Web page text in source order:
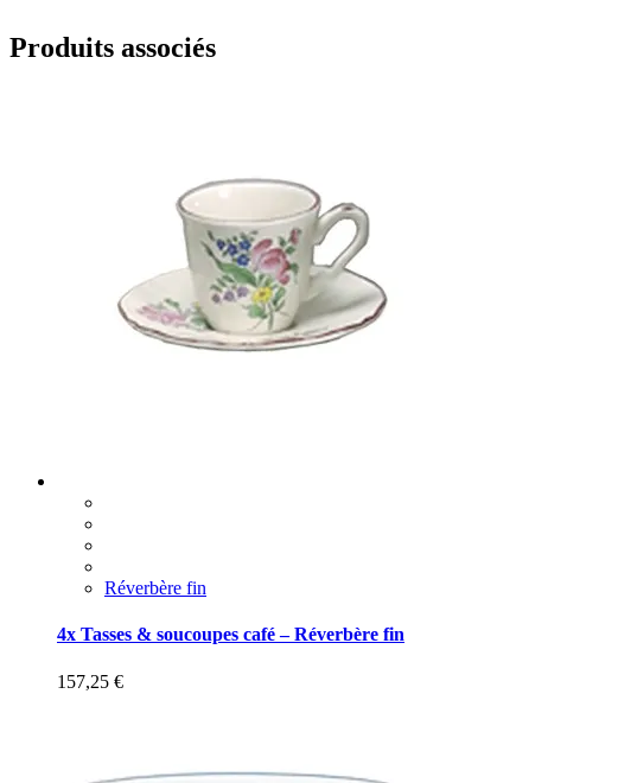
Produits associés
Réverbère fin
4x Tasses & soucoupes café – Réverbère fin
157,25 €